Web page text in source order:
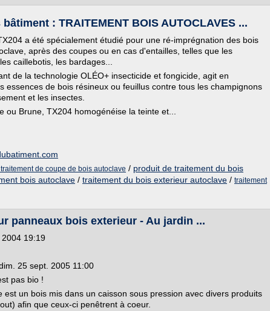
: TRAITEMENT BOIS AUTOCLAVES ...
a été spécialement étudié pour une ré-imprégnation des bois
après des coupes ou en cas d'entailles, telles que les
caillebotis, les bardages...
de la technologie OLÉO+ insecticide et fongicide, agit en
essences de bois résineux ou feuillus contre tous les champignons
et les insectes.
ou Brune, TX204 homogénéise la teinte et...
de coupe de bois autoclave / produit de traitement du bois
bois autoclave / traitement du bois exterieur autoclave / traitement
panneaux bois exterieur - Au jardin ...
19:19
25 sept. 2005 11:00
pas bio !
est un bois mis dans un caisson sous pression avec divers produits
afin que ceux-ci penêtrent à coeur.